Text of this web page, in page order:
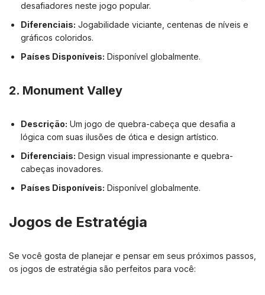
desafiadores neste jogo popular.
Diferenciais: Jogabilidade viciante, centenas de níveis e
gráficos coloridos.
Países Disponíveis: Disponível globalmente.
2. Monument Valley
Descrição: Um jogo de quebra-cabeça que desafia a
lógica com suas ilusões de ótica e design artístico.
Diferenciais: Design visual impressionante e quebra-
cabeças inovadores.
Países Disponíveis: Disponível globalmente.
Jogos de Estratégia
Se você gosta de planejar e pensar em seus próximos passos,
os jogos de estratégia são perfeitos para você: